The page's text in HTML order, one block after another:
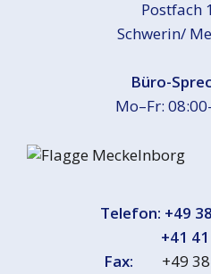
Postfach
Schwerin/
Büro-
Mo–Fr:
Telefon: +49
+41
Fax: +49